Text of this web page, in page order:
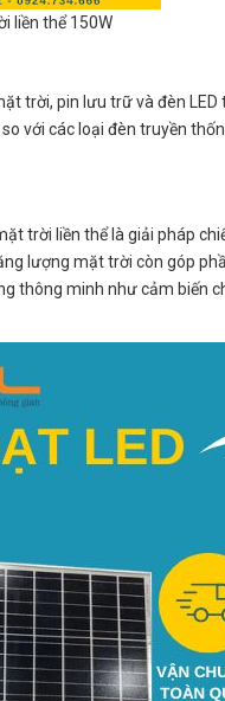
liền thể 150W
trời, pin lưu trữ và đèn LED
với các loại đèn truyền
trời liền thể là giải pháp
lượng mặt trời còn góp
thông minh như cảm biến